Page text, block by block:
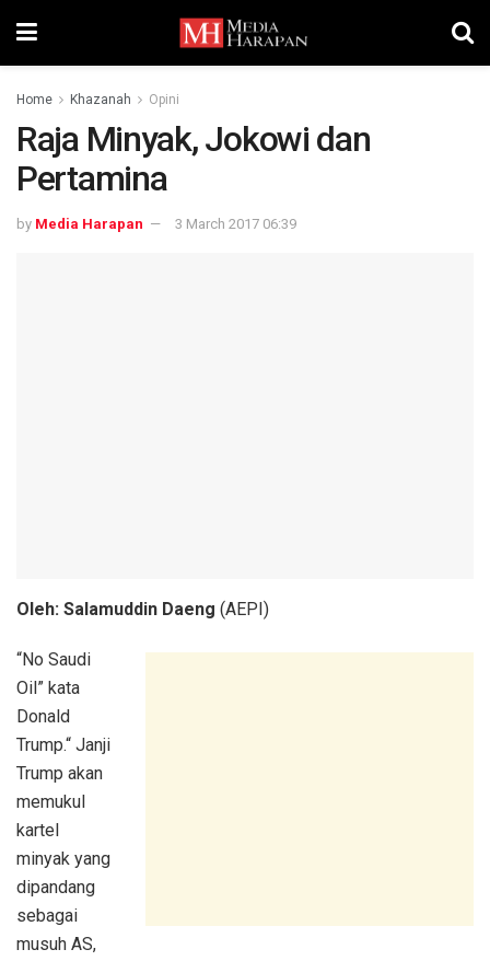
Home Khazanah Opini
Raja Minyak, Jokowi dan
Pertamina
by Media Harapan 3 March 2017 06:39
Oleh: Salamuddin Daeng (AEPI)
“No Saudi
Oil” kata
Donald
Trump.“ Janji
Trump akan
memukul
kartel
minyak yang
dipandang
sebagai
musuh AS,